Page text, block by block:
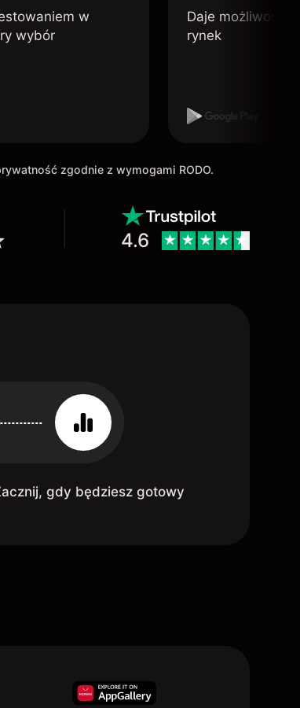
w
wybór
Daje możliwość
rynek
zgodnie z wymogami RODO.
4.6
gdy będziesz gotowy